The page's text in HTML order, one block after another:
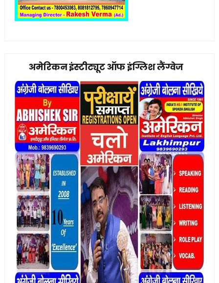
अमेरिकन इंस्टीट्यूट ऑफ इंग्लिश लैंग्वेज